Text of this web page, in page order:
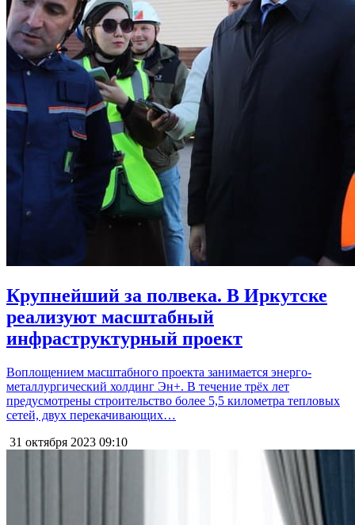
Крупнейший за полвека. В Иркутске
реализуют масштабный
инфраструктурный проект
Воплощением масштабного проекта занимается энерго-
металлургический холдинг Эн+. В течение трёх лет
предусмотрены строительство более 5,5 километра тепловых
сетей, двух перекачивающих…
31 октября 2023 09:10